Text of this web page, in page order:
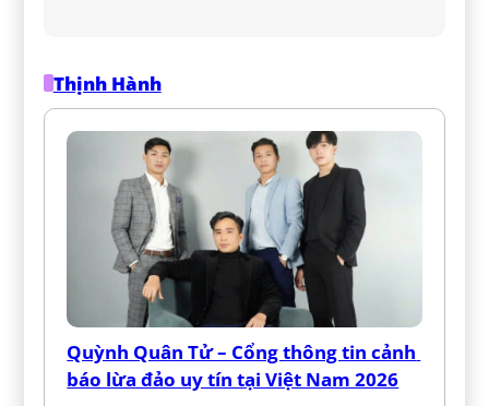
Thịnh Hành
Quỳnh Quân Tử – Cổng thông tin cảnh
báo lừa đảo uy tín tại Việt Nam 2026